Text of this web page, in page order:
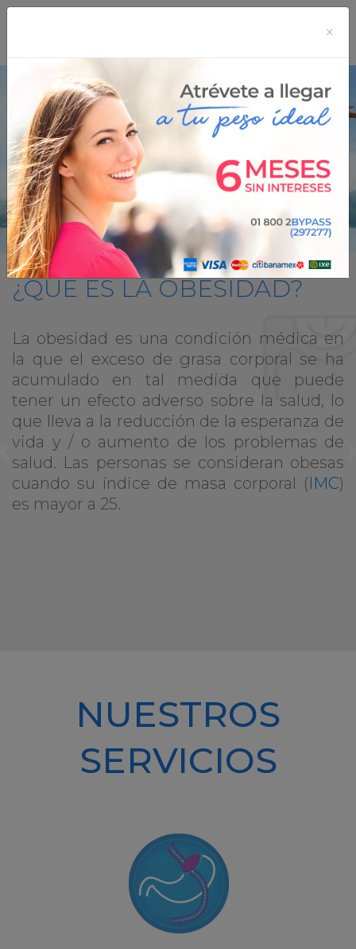
¿QUÉ ES LA OBESIDAD?
La obesidad es una condición médica en
la que el exceso de grasa corporal se ha
acumulado en tal medida que puede
tener un efecto adverso sobre la salud, lo
que lleva a la reducción de la esperanza de
vida y / o aumento de los problemas de
salud. Las personas se consideran obesas
cuando su índice de masa corporal (IMC)
es mayor a 25.
Previous
NUESTROS
SERVICIOS
×